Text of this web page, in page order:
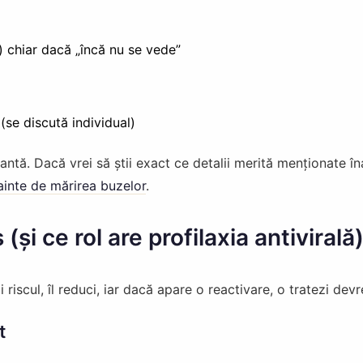
dacă „încă nu se vede”
discută individual)
Dacă vrei să știi exact ce detalii merită menționate
de mărirea buzelor.
ce rol are profilaxia antivirală)
îl reduci, iar dacă apare o reactivare, o tratezi